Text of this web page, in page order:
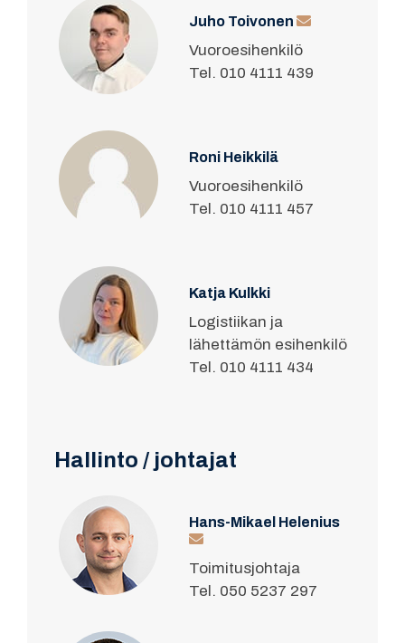
Juho Toivonen
Vuoroesihenkilö
Tel. 010 4111 439
Roni Heikkilä
Vuoroesihenkilö
Tel. 010 4111 457
Katja Kulkki
Logistiikan ja
lähettämön esihenkilö
Tel. 010 4111 434
Hallinto / johtajat
Hans-Mikael Helenius
Toimitusjohtaja
Tel. 050 5237 297